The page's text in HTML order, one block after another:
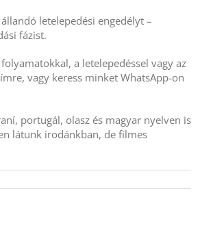
letelepedési engedélyt –
fázist.
a letelepedéssel vagy az
vagy keress minket WhatsApp-on
portugál, olasz és magyar nyelven is
látunk irodánkban, de filmes